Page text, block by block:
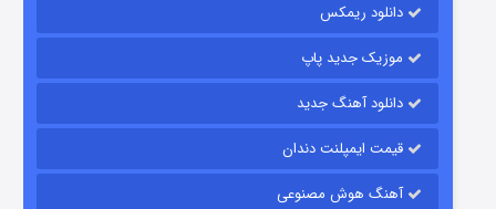
دانلود ریمکس
موزیک جدید پاپ
دانلود آهنگ جدید
قیمت ایمپلنت دندان
آهنگ هوش مصنوعی